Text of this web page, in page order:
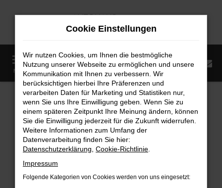
Zum
MENÜ
Startseite Fahrzeugangebote Fahrzeugmarkt
Fahrzeugmarkt
Fehler: Network Error
Beim Laden ist ein Fehler aufgetreten.
Hier sind ein paar Tipps, die dir helfen können:
Cookie Einstellungen
Wir nutzen Cookies, um Ihnen die bestmögliche
Nutzung unserer Webseite zu ermöglichen und unsere
Kommunikation mit Ihnen zu verbessern. Wir
berücksichtigen hierbei Ihre Präferenzen und
verarbeiten Daten für Marketing und Statistiken nur,
wenn Sie uns Ihre Einwilligung geben. Wenn Sie zu
einem späteren Zeitpunkt Ihre Meinung ändern, können
Sie die Einwilligung jederzeit für die Zukunft widerrufen.
Weitere Informationen zum Umfang der
Datenverarbeitung finden Sie hier:
Datenschutzerklärung Cookie-Richtlinie
Impressum
Folgende Kategorien von Cookies werden von uns eingesetzt: